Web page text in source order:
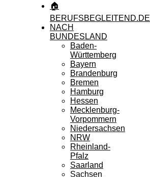
🏠
BERUFSBEGLEITEND.DE
NACH
BUNDESLAND
Baden-
Württemberg
Bayern
Brandenburg
Bremen
Hamburg
Hessen
Mecklenburg-
Vorpommern
Niedersachsen
NRW
Rheinland-
Pfalz
Saarland
Sachsen